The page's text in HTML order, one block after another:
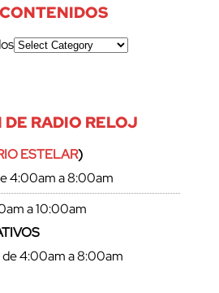
RADIO RELOJ
ESTELAR)
4:00am a 8:00am
a 10:00am
de 4:00am a 8:00am